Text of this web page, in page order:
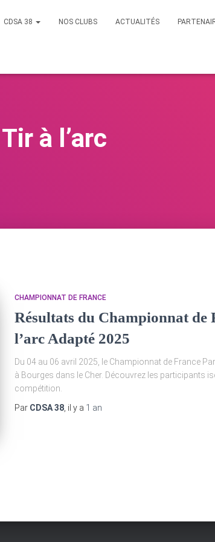
CDSA 38 NOS CLUBS ACTUALITÉS
Tir à l’arc
CHAMPIONNAT DE FRANCE
Résultats du Championnat de
l’arc Adapté 2025
Du 04 au 06 avril 2025, le Championnat de France
à Bourges dans le Cher. Découvrez les participants
compétition.
Par CDSA 38, il y a 1 an